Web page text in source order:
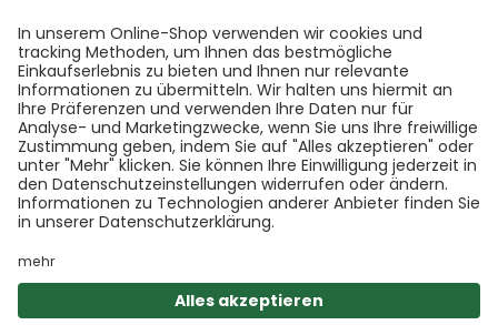
Folge uns:
*GEDØNS = Inhaltsstoffe, auf die Len persönlich gerne
verzichtet. Bei jedem Produkt geben wir an, welche
das sind.